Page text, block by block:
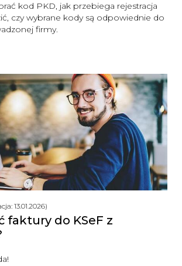
kod PKD, jak przebiega rejestracja
czy wybrane kody są odpowiednie do
firmy.
13.01.2026)
faktury do KSeF z